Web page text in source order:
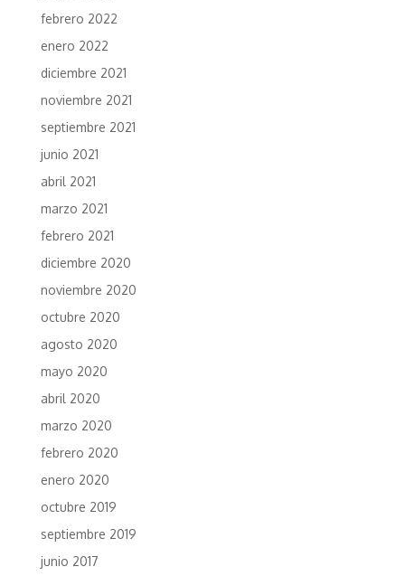
febrero 2022
enero 2022
diciembre 2021
noviembre 2021
septiembre 2021
junio 2021
abril 2021
marzo 2021
febrero 2021
diciembre 2020
noviembre 2020
octubre 2020
agosto 2020
mayo 2020
abril 2020
marzo 2020
febrero 2020
enero 2020
octubre 2019
septiembre 2019
junio 2017